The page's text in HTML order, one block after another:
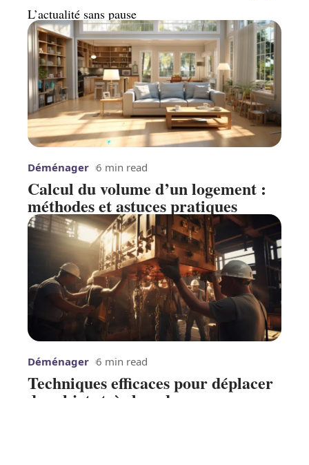
L’actualité sans pause
Déménager 6 min read
Calcul du volume d’un logement :
méthodes et astuces pratiques
Déménager 6 min read
Techniques efficaces pour déplacer
des objets très lourds